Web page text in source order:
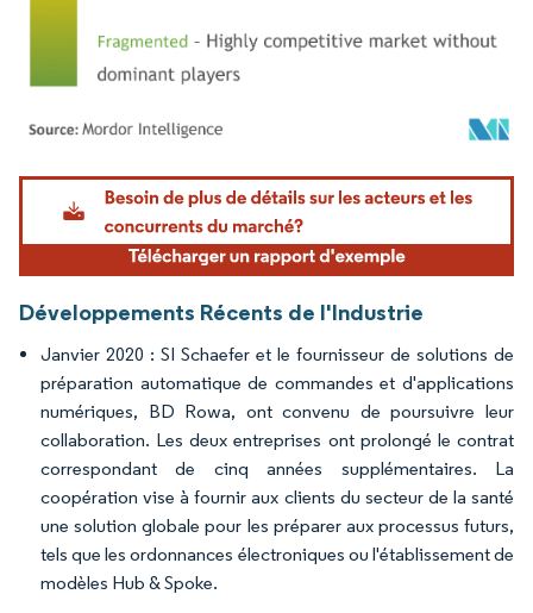
Image © Mordor Intelligence. La réutilisation nécessite une attribution sous CC BY
Développements Récents de l'Industrie
Janvier 2020 : SI Schaefer et le fournisseur de solutions de
préparation automatique de commandes et d'applications
numériques, BD Rowa, ont convenu de poursuivre leur
collaboration. Les deux entreprises ont prolongé le contrat
correspondant de cinq années supplémentaires. La
coopération vise à fournir aux clients du secteur de la santé
une solution globale pour les préparer aux processus futurs,
tels que les ordonnances électroniques ou l'établissement de
modèles Hub & Spoke.